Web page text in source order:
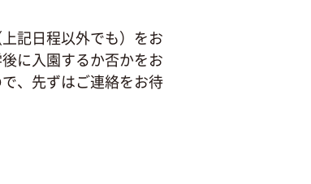
記日程以外でも）をお
に入園するか否かをお
、先ずはご連絡をお待